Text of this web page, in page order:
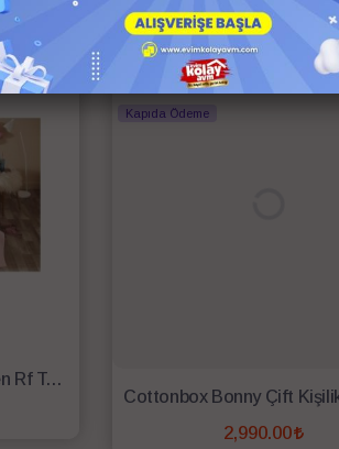
SEPETE EKLE
Özdilek Disney Minnie Garden Rf Tek Kişilik Pike Takımı Pembe
Anında Kargo
Ücretsiz Kargo
Kapıda Ödeme
2,990.00